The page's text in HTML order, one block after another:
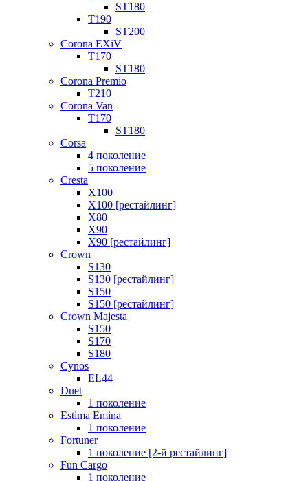
ST180
T190
ST200
Corona EXiV
T170
ST180
Corona Premio
T210
Corona Van
T170
ST180
Corsa
4 поколение
5 поколение
Cresta
X100
X100 [рестайлинг]
X80
X90
X90 [рестайлинг]
Crown
S130
S130 [рестайлинг]
S150
S150 [рестайлинг]
Crown Majesta
S150
S170
S180
Cynos
EL44
Duet
1 поколение
Estima Emina
1 поколение
Fortuner
1 поколение [2-й рестайлинг]
Fun Cargo
1 поколение